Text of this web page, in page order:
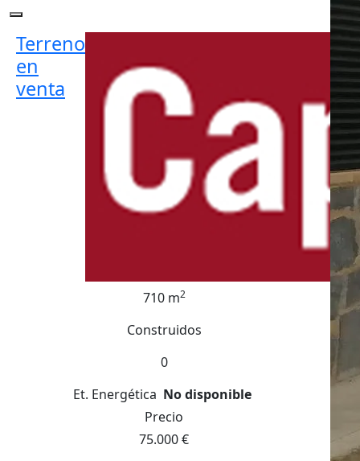
Terreno
en
venta
710 m2
Construidos
0
Et. Energética No disponible
Precio
75.000 €